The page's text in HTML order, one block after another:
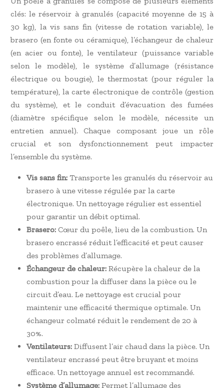
clés: le réservoir à granulés (capacité moyenne de 15 à
30 kg), la vis sans fin (vitesse de rotation variable), le
brasero (en fonte ou céramique), l’échangeur de chaleur
(en acier ou fonte), le ventilateur (puissance variable
selon le modèle), le système d’allumage (résistance
électrique ou bougie), le thermostat (pour réguler la
température), la carte électronique de contrôle (gestion
du système), et le conduit d’évacuation des fumées
(diamètre spécifique selon le modèle, nécessite un
entretien annuel). Chaque composant joue un rôle
crucial et son dysfonctionnement peut impacter
l’ensemble du système.
Vis sans fin: Transporte les granulés du réservoir au
brasero à une vitesse régulée par la carte
électronique. Un nettoyage régulier est essentiel
pour garantir un débit optimal.
Brasero: Cœur du poêle, lieu de la combustion. Un
brasero encrassé réduit l’efficacité et peut causer
des problèmes d’allumage.
Échangeur de chaleur: Récupère la chaleur de la
combustion pour la diffuser dans la pièce ou le
circuit d’eau. Le nettoyage est crucial pour
maintenir une efficacité thermique optimale. Un
échangeur colmaté réduit le rendement de 20 à
30%.
Ventilateurs: Diffusent l’air chaud dans la pièce. Un
ventilateur encrassé peut être bruyant et moins
efficace. Un nettoyage annuel est recommandé.
Système d’allumage: Permet l’allumage des